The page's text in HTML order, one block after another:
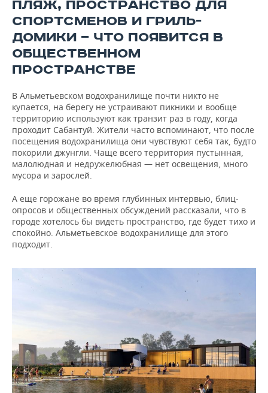
ПЛЯЖ, ПРОСТРАНСТВО ДЛЯ
СПОРТСМЕНОВ И ГРИЛЬ-
ДОМИКИ — ЧТО ПОЯВИТСЯ В
ОБЩЕСТВЕННОМ
ПРОСТРАНСТВЕ
В Альметьевском водохранилище почти никто не
купается, на берегу не устраивают пикники и вообще
территорию используют как транзит раз в году, когда
проходит Сабантуй. Жители часто вспоминают, что после
посещения водохранилища они чувствуют себя так, будто
покорили джунгли. Чаще всего территория пустынная,
малолюдная и недружелюбная — нет освещения, много
мусора и зарослей.
А еще горожане во время глубинных интервью, блиц-
опросов и общественных обсуждений рассказали, что в
городе хотелось бы видеть пространство, где будет тихо и
спокойно. Альметьевское водохранилище для этого
подходит.